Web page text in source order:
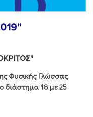
Φυσικής Γλώσσας
διάστημα 18 με 25